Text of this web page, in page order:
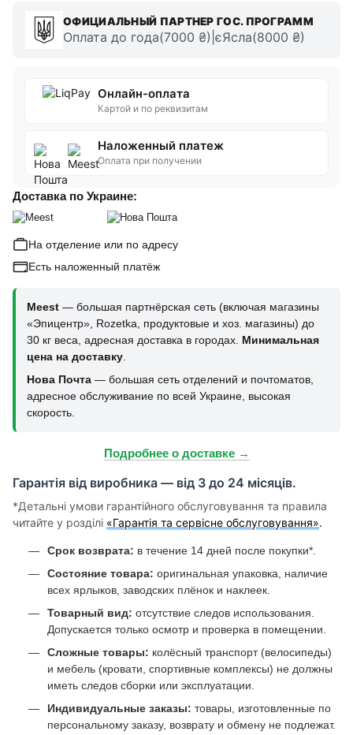
ОФИЦИАЛЬНЫЙ ПАРТНЕР ГОС. ПРОГРАММ
Оплата до года(7000 ₴)|єЯсла(8000 ₴)
Онлайн-оплата
Картой и по реквизитам
Наложенный платеж
Оплата при получении
Доставка по Украине:
На отделение или по адресу
Есть наложенный платёж
Meest — большая партнёрская сеть (включая магазины
«Эпицентр», Rozetka, продуктовые и хоз. магазины) до
30 кг веса, адресная доставка в городах. Минимальная
цена на доставку
Нова Почта — большая сеть отделений и почтоматов,
адресное обслуживание по всей Украине, высокая
скорость.
Подробнее о доставке →
Гарантія від виробника — від 3 до 24 місяців.
*Детальні умови гарантійного обслуговування та правила
читайте у розділі «Гарантія та сервісне обслуговування».
Срок возврата: в течение 14 дней после покупки*.
Состояние товара: оригинальная упаковка, наличие
всех ярлыков, заводских плёнок и наклеек.
Товарный вид: отсутствие следов использования.
Допускается только осмотр и проверка в помещении.
Сложные товары: колёсный транспорт (велосипеды)
и мебель (кровати, спортивные комплексы) не должны
иметь следов сборки или эксплуатации.
Индивидуальные заказы: товары, изготовленные по
персональному заказу, возврату и обмену не подлежат.